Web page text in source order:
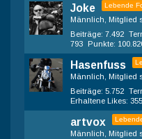
Joke Lebende
Männlich
Mitglied
Beiträge 7.492
793
Punkte
Hasenfuss
Männlich Mitglied
Beiträge 5.752
Erhaltene Likes 355
artvox
Männlich
Mitglied